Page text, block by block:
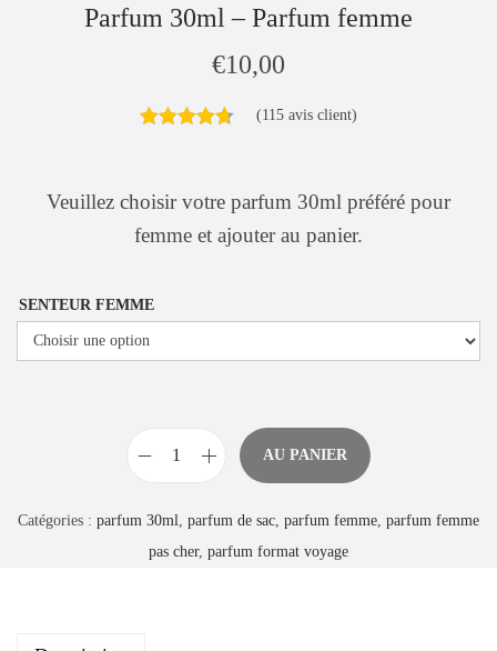
Parfum 30ml – Parfum femme
€10,00
(115 avis client)
Veuillez choisir votre parfum 30ml préféré pour
femme et ajouter au panier.
SENTEUR FEMME
AU PANIER
Catégories : parfum 30ml, parfum de sac, parfum femme, parfum femme
pas cher, parfum format voyage